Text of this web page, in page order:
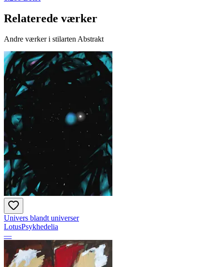
Relaterede værker
Andre værker i stilarten Abstrakt
Univers blandt universer
LotusPsykhedelia
—